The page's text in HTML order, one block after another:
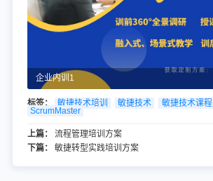
企业内训1
标签： 敏捷技术培训 敏捷技术 敏捷技术课程
ScrumMaster
上篇：
流程管理培训方案
下篇：
敏捷转型实践培训方案